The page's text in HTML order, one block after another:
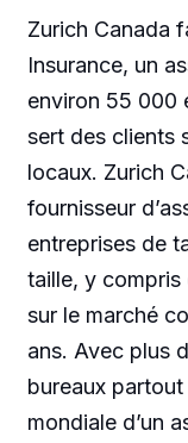
Zurich Canada
Insurance, un
environ 55 000
sert des clients
locaux. Zurich
fournisseur
entreprises de
taille, y compris
sur le marché
ans. Avec plus
bureaux
mondiale d’un